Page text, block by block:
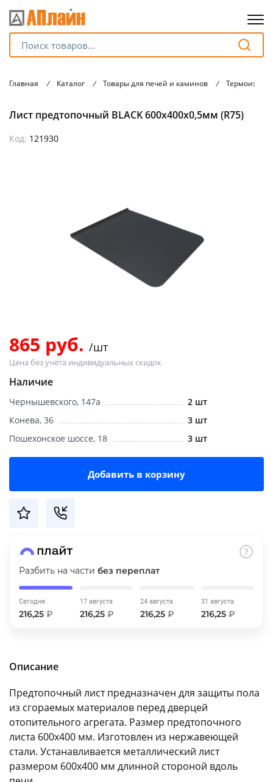
Главная / Каталог / Товары для печей и каминов /
Лист предтопочный BLACK 600х400х0,5мм (R75)
Код: 121930
865 руб. /шт
Цена без учёта индивидуальных скидок
Наличие
Чернышевского, 147а
2 шт
Конева, 36
3 шт
Пошехонское шоссе, 18
3 шт
Добавить в корзину
Разбить на части без переплат
Сегодня
216,25 ₽
17 августа
216,25 ₽
24 августа
216,25 ₽
31 августа
216,25 ₽
Описание
Предтопочный лист предназначен для защиты пола
из cгораемых материалов перед дверцей
отопительного агрегата. Размер предтопочного
листа 600х400 мм. Изготовлен из нержавеющей
стали. Устанавливается металлический лист
размером 600х400 мм длинной стороной вдоль
оплатуна части
без переплат
Оплачивайте сегодня только
25% картой любого банка
Получайте товар
выбранный способом
Оставшиеся75% будут
списыватьсяс вашей карты
Подробнее
недели